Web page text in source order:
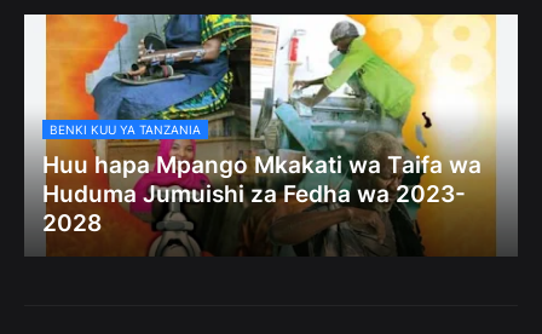
BENKI KUU YA TANZANIA
Huu hapa Mpango Mkakati wa Taifa wa
Huduma Jumuishi za Fedha wa 2023-
2028